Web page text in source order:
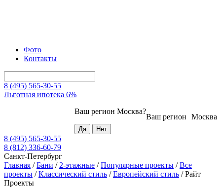
Фото
Контакты
8 (495) 565-30-55
Льготная ипотека 6%
Москва
Ваш регион
Ваш регион Москва?
8 (495) 565-30-55
8 (812) 336-60-79
Санкт-Петербург
Главная /Бани / 2-этажные /Популярные проекты /Все
проекты /Классический стиль /Европейский стиль /Райт
Проекты